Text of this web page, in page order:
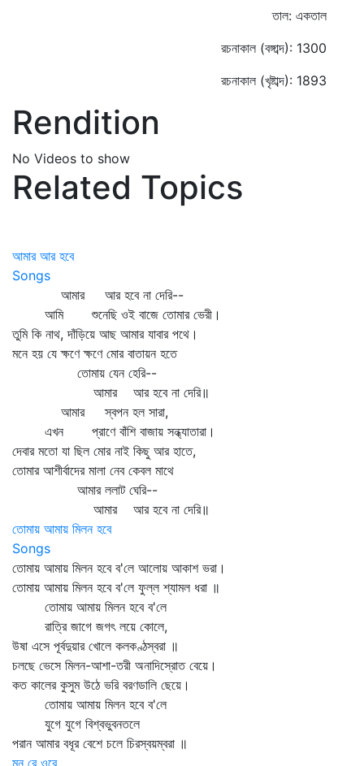
তাল: একতাল
রচনাকাল (বঙ্গাব্দ): 1300
রচনাকাল (খৃষ্টাব্দ): 1893
Rendition
No Videos to show
Related Topics
আমার আর হবে
Songs
আমার আর হবে না দেরি--
আমি শুনেছি ওই বাজে তোমার ভেরী।
তুমি কি নাথ, দাঁড়িয়ে আছ আমার যাবার পথে।
মনে হয় যে ক্ষণে ক্ষণে মোর বাতায়ন হতে
তোমায় যেন হেরি--
আমার আর হবে না দেরি॥
আমার স্বপন হল সারা,
এখন প্রাণে বাঁশি বাজায় সন্ধ্যাতারা।
দেবার মতো যা ছিল মোর নাই কিছু আর হাতে,
তোমার আশীর্বাদের মালা নেব কেবল মাথে
আমার ললাট ঘেরি--
আমার আর হবে না দেরি॥
তোমায় আমায় মিলন হবে
Songs
তোমায় আমায় মিলন হবে ব'লে আলোয় আকাশ ভরা।
তোমায় আমায় মিলন হবে ব'লে ফুল্ল শ্যামল ধরা ॥
তোমায় আমায় মিলন হবে ব'লে
রাত্রি জাগে জগৎ লয়ে কোলে,
উষা এসে পূর্বদুয়ার খোলে কলকণ্ঠস্বরা ॥
চলছে ভেসে মিলন-আশা-তরী অনাদিস্রোত বেয়ে।
কত কালের কুসুম উঠে ভরি বরণডালি ছেয়ে।
তোমায় আমায় মিলন হবে ব'লে
যুগে যুগে বিশ্বভুবনতলে
পরান আমার বধূর বেশে চলে চিরস্বয়ম্বরা ॥
মন রে ওরে